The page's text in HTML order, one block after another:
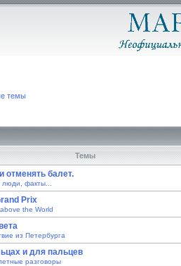
темы
Темы
отменять балет.
факты...
Prix
the World
из Петербурга
и для пальцев
разговоры